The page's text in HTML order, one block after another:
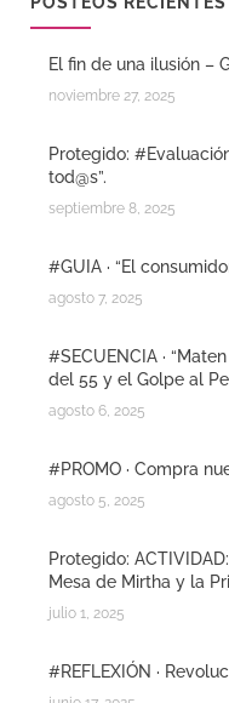
El fin de una ilusión –
noviembre 27, 2025
Protegido:
tod@s”.
septiembre 8, 2025
#GUIA · “El
agosto 7, 2025
#SECUENCIA ·
del 55 y el Golpe al
agosto 6, 2025
#PROMO · Compra
agosto 5, 2025
Protegido:
Mesa de Mirtha y la
julio 1, 2025
#REFLEXIÓN ·